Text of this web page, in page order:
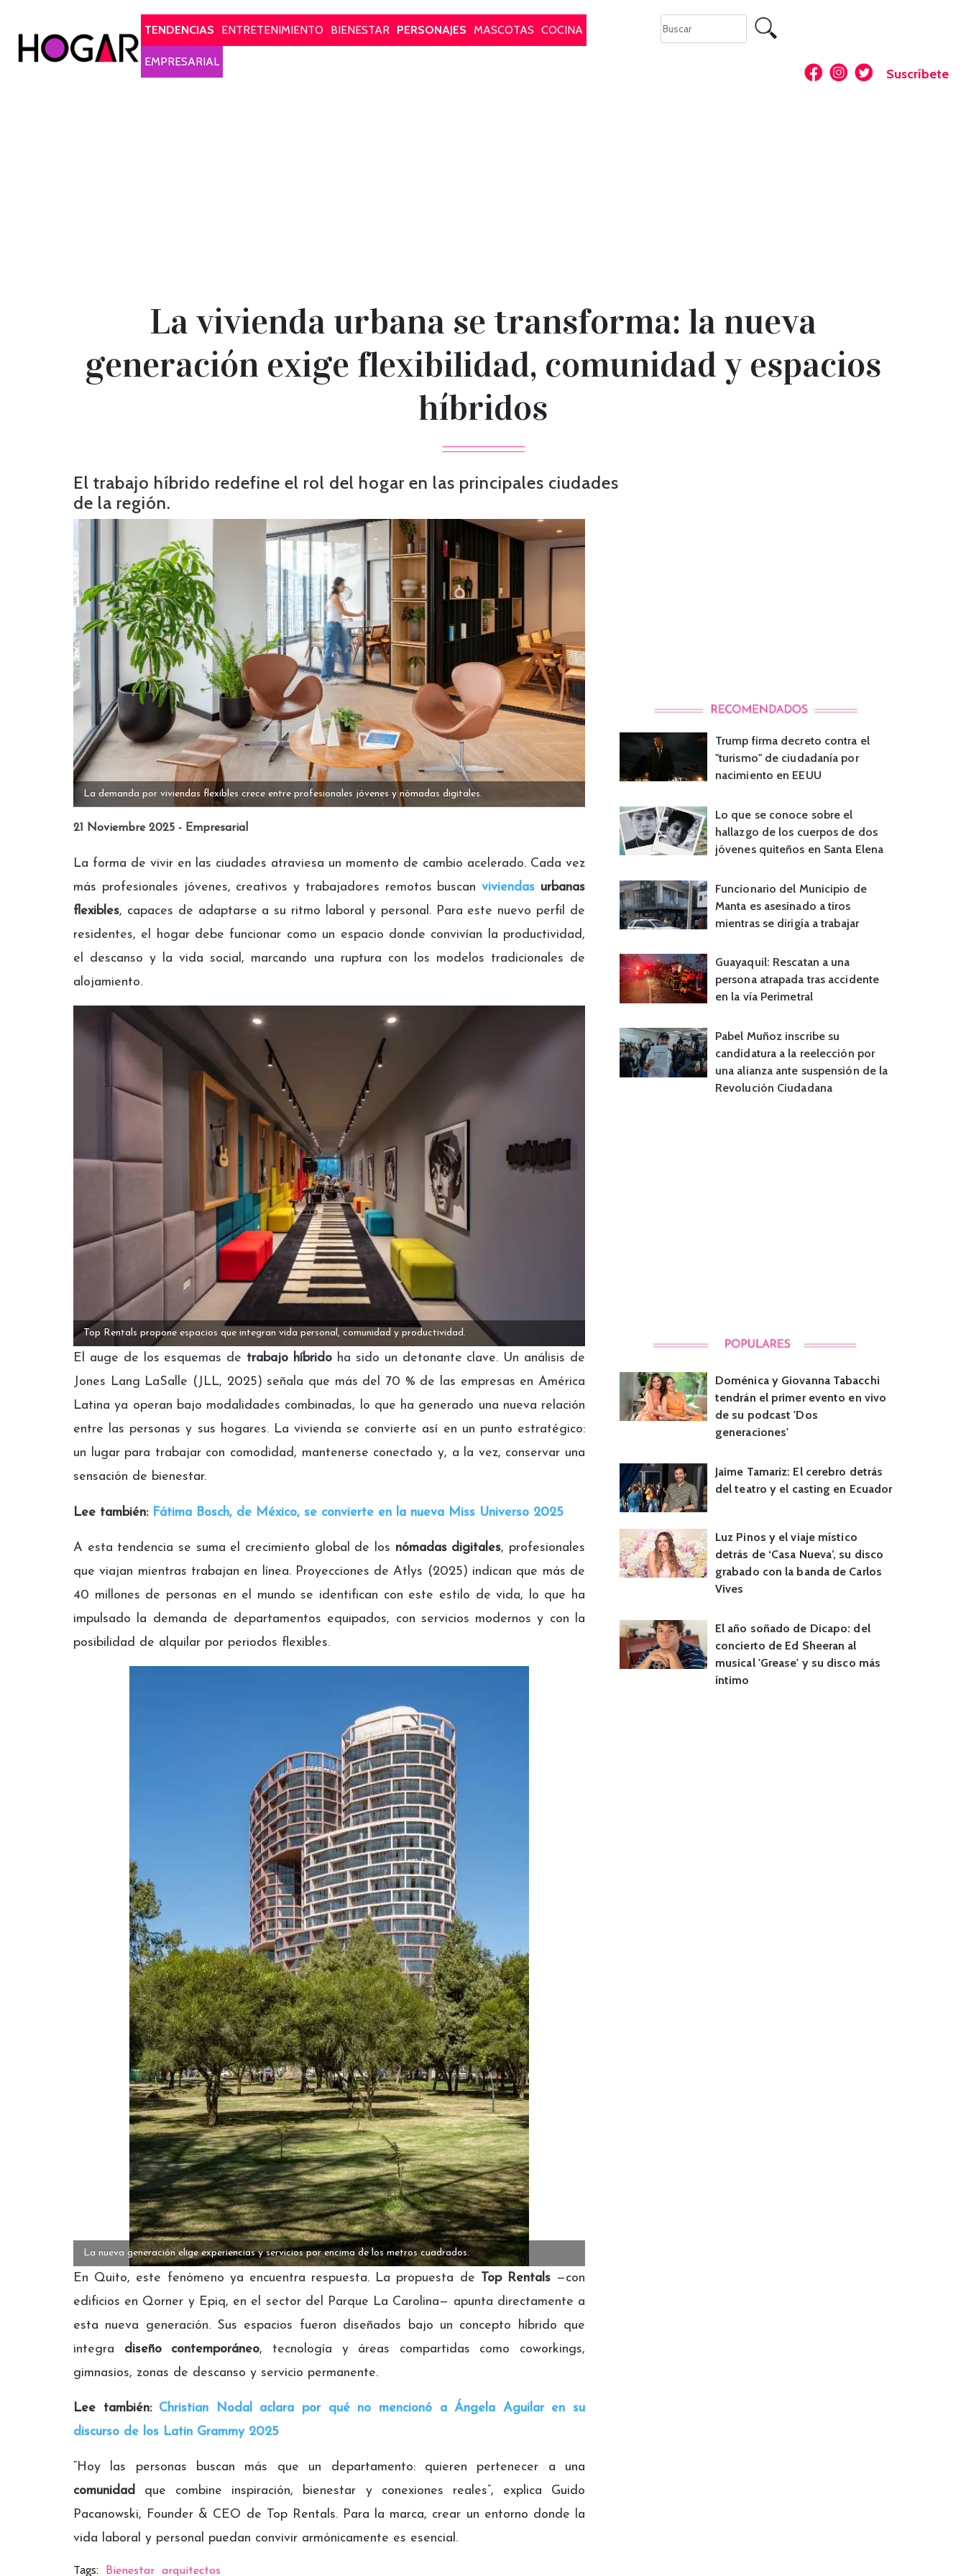
TENDENCIAS
ENTRETENIMIENTO BIENESTAR PERSONAJES MASCOTAS COCINA
EMPRESARIAL
Suscríbete
La vivienda urbana se transforma: la nueva
generación exige flexibilidad, comunidad y espacios
híbridos
El trabajo híbrido redefine el rol del hogar en las principales ciudades
de la región.
La demanda por viviendas flexibles crece entre profesionales jóvenes y nómadas digitales.
21 Noviembre 2025 - Empresarial
La forma de vivir en las ciudades atraviesa un momento de cambio acelerado. Cada vez
más profesionales jóvenes, creativos y trabajadores remotos buscanviviendas urbanas
flexibles, capaces de adaptarse a su ritmo laboral y personal. Para este nuevo perfil de
residentes, el hogar debe funcionar como un espacio donde convivían la productividad,
el descanso y la vida social, marcando una ruptura con los modelos tradicionales de
alojamiento.
Top Rentals propone espacios que integran vida personal, comunidad y productividad.
El auge de los esquemas de trabajo híbrido ha sido un detonante clave. Un análisis de
Jones Lang LaSalle (JLL, 2025) señala que más del 70 % de las empresas en América
Latina ya operan bajo modalidades combinadas, lo que ha generado una nueva relación
entre las personas y sus hogares. La vivienda se convierte así en un punto estratégico:
un lugar para trabajar con comodidad, mantenerse conectado y, a la vez, conservar una
sensación de bienestar.
Lee también: Fátima Bosch, de México, se convierte en la nueva Miss Universo 2025
A esta tendencia se suma el crecimiento global de los nómadas digitales, profesionales
que viajan mientras trabajan en línea. Proyecciones de Atlys (2025) indican que más de
40 millones de personas en el mundo se identifican con este estilo de vida, lo que ha
impulsado la demanda de departamentos equipados, con servicios modernos y con la
posibilidad de alquilar por periodos flexibles.
La nueva generación elige experiencias y servicios por encima de los metros cuadrados.
En Quito, este fenómeno ya encuentra respuesta. La propuesta de Top Rentals—con
edificios en Qorner y Epiq, en el sector del Parque La Carolina— apunta directamente a
esta nueva generación. Sus espacios fueron diseñados bajo un concepto híbrido que
integra diseño contemporáneo, tecnología y áreas compartidas como coworkings,
gimnasios, zonas de descanso y servicio permanente.
Lee también: Christian Nodal aclara por qué no mencionó a Ángela Aguilar en su
discurso de los Latin Grammy 2025
“Hoy las personas buscan más que un departamento: quieren pertenecer a una
comunidad
que combine inspiración, bienestar y conexiones reales”, explica Guido
Pacanowski, Founder & CEO de Top Rentals. Para la marca, crear un entorno donde la
vida laboral y personal puedan convivir armónicamente es esencial.
Tags: Bienestar arquitectos
Trump firma decreto contra el
"turismo" de ciudadanía por
nacimiento en EEUU
Lo que se conoce sobre el
hallazgo de los cuerpos de dos
jóvenes quiteños en Santa Elena
Funcionario del Municipio de
Manta es asesinado a tiros
mientras se dirigía a trabajar
Guayaquil: Rescatan a una
persona atrapada tras accidente
en la vía Perimetral
Pabel Muñoz inscribe su
candidatura a la reelección por
una alianza ante suspensión de la
Revolución Ciudadana
Doménica y Giovanna Tabacchi
tendrán el primer evento en vivo
de su podcast 'Dos
generaciones'
Jaime Tamariz: El cerebro detrás
del teatro y el casting en Ecuador
Luz Pinos y el viaje místico
detrás de ‘Casa Nueva’, su disco
grabado con la banda de Carlos
Vives
El año soñado de Dicapo: del
concierto de Ed Sheeran al
musical 'Grease' y su disco más
íntimo